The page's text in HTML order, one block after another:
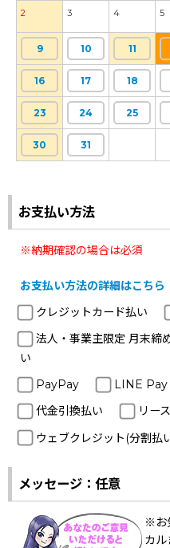
2 3 4 5
9 10 11
16 17 18
23 24 25
30 31
お支払い方法
※納期確認の場合は必須
お支払い方法の詳細はこちら
クレジットカード払い
法人・事業主限定 月末締
い
PayPay
LINE Pay
代金引換払い
リー
ウェブクレジット(分割払
メッセージ：任意
※お
カル